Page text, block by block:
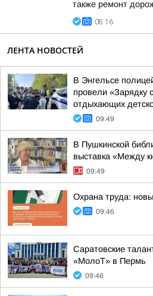
также ремонт
08:16
ЛЕНТА НОВОСТЕЙ
В Энгельсе
провели «Зарядку
отдыхающих
09:49
В Пушкинской
выставка «Между
09:49
Охрана труда:
09:46
Саратовские
«МолоТ» в Пермь
09:46